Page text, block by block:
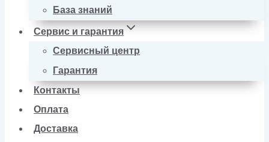
База знаний
Сервис и гарантия
Сервисный центр
Гарантия
Контакты
Оплата
Доставка